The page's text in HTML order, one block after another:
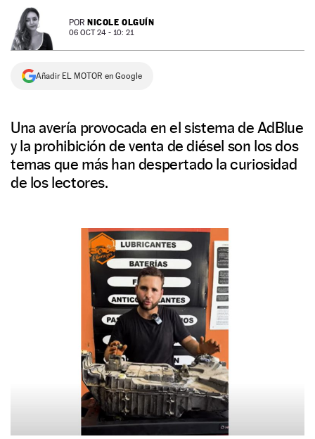
NEWSLETTER POR NICOLE OLGUÍN
06 OCT 24 - 10: 21
Añadir EL MOTOR en Google
Una avería provocada en el sistema de AdBlue
y la prohibición de venta de diésel son los dos
temas que más han despertado la curiosidad
de los lectores.